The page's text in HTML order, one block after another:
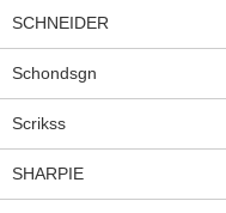
SCHNEIDER
Schondsgn
Scrikss
SHARPIE